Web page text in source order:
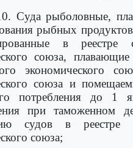
Суда рыболовные,
рыбных
в
союза,
экономического
союза и
потребления до 1
при таможенном
судов в реестре
союза;